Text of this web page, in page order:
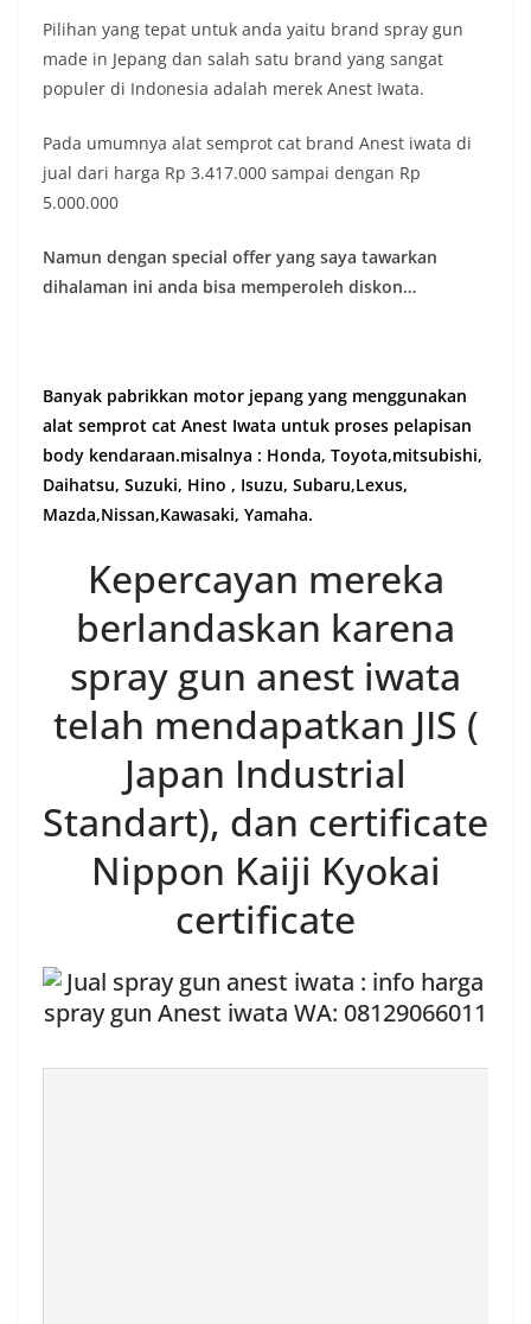
Pilihan yang tepat untuk anda yaitu brand spray gun
made in Jepang dan salah satu brand yang sangat
populer di Indonesia adalah merek Anest Iwata.
Pada umumnya alat semprot cat brand Anest iwata di
jual dari harga Rp 3.417.000 sampai dengan Rp
5.000.000
Namun dengan special offer yang saya tawarkan
dihalaman ini anda bisa memperoleh diskon…
Banyak pabrikkan motor jepang yang menggunakan
alat semprot cat Anest Iwata untuk proses pelapisan
body kendaraan.misalnya : Honda, Toyota,mitsubishi,
Daihatsu, Suzuki, Hino , Isuzu, Subaru,Lexus,
Mazda,Nissan,Kawasaki, Yamaha.
Kepercayan mereka
berlandaskan karena
spray gun anest iwata
telah mendapatkan JIS (
Japan Industrial
Standart), dan certificate
Nippon Kaiji Kyokai
certificate